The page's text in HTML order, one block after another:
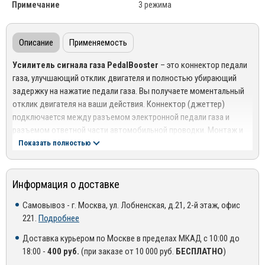
Примечание 3 режима
Описание Применяемость
Усилитель сигнала газа PedalBooster – это коннектор педали
газа, улучшающий отклик двигателя и полностью убирающий
задержку на нажатие педали газа. Вы получаете моментальный
отклик двигателя на ваши действия. Коннектор (джеттер)
подключается между разъемом электронной педали газа и
разъемом ответной части автомобильной проводки. Монтаж и
демонтаж устройства прост и может быть осуществлен
Улучшение динамики разгона автомобиля
Улучшение эластичности
Четкий отклик на педаль газа
Улучшение процесса трогания с места
Показать полностью
Информация о доставке
Самовывоз - г. Москва, ул. Лобненская, д.21, 2-й этаж, офис
221. Подробнее
Доставка курьером по Москве в пределах МКАД с 10:00 до
18:00 - 400 руб. (при заказе от 10 000 руб. БЕСПЛАТНО)